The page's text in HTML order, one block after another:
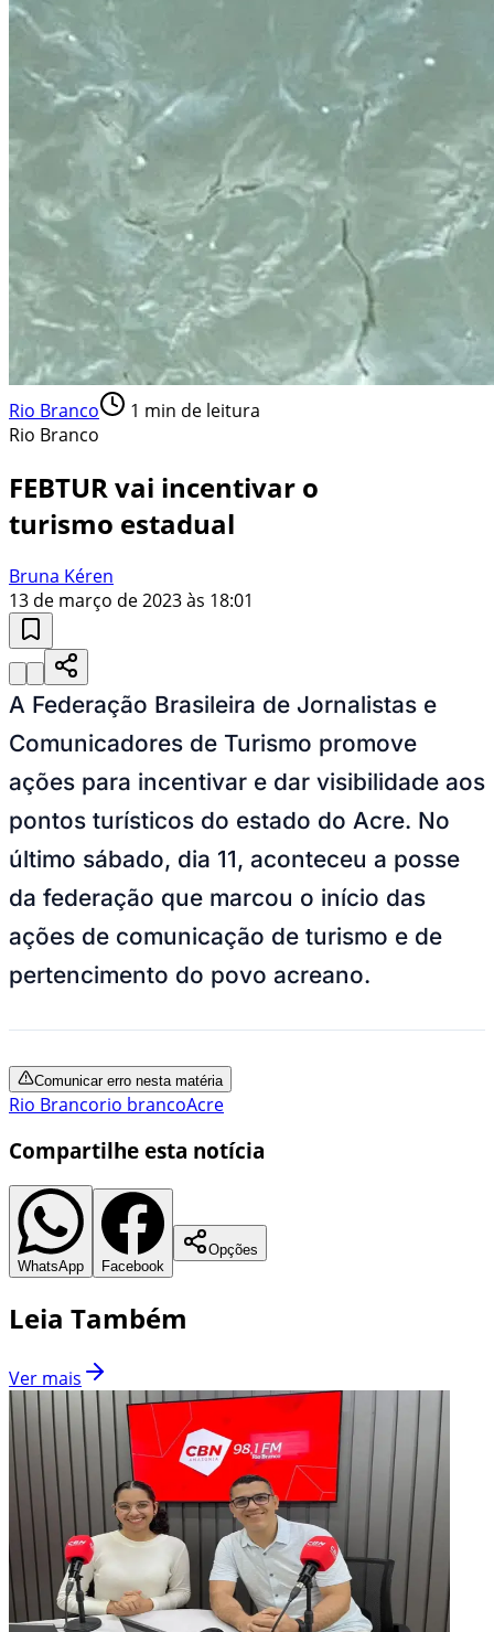
Rio Branco 1 min de leitura
Rio Branco
FEBTUR vai incentivar o
turismo estadual
Bruna Kéren
13 de março de 2023 às 18:01
A Federação Brasileira de Jornalistas e
Comunicadores de Turismo promove
ações para incentivar e dar visibilidade aos
pontos turísticos do estado do Acre. No
último sábado, dia 11, aconteceu a posse
da federação que marcou o início das
ações de comunicação de turismo e de
pertencimento do povo acreano.
Comunicar erro nesta matéria
Rio Brancorio brancoAcre
Compartilhe esta notícia
WhatsApp Facebook
Opções
Leia Também
Ver mais